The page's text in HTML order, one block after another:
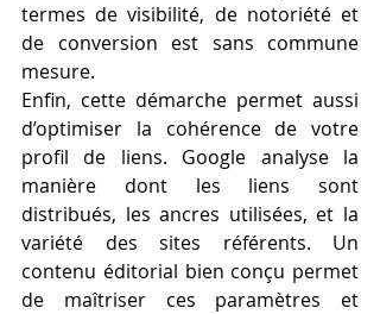
termes de visibilité, de notoriété et
de conversion est sans commune
mesure.
Enfin, cette démarche permet aussi
d’optimiser la cohérence de votre
profil de liens. Google analyse la
manière dont les liens sont
distribués, les ancres utilisées, et la
variété des sites référents. Un
contenu éditorial bien conçu permet
de maîtriser ces paramètres et